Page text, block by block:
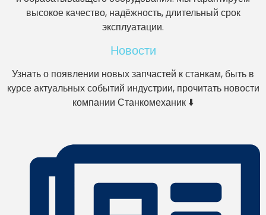
высокое качество, надёжность, длительный срок
эксплуатации.
Новости
Узнать о появлении новых запчастей к станкам, быть в
курсе актуальных событий индустрии, прочитать новости
компании Станкомеханик ⬇️